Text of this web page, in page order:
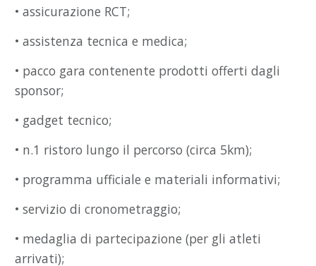
• assicurazione RCT;
• assistenza tecnica e medica;
• pacco gara contenente prodotti offerti dagli
sponsor;
• gadget tecnico;
• n.1 ristoro lungo il percorso (circa 5km);
• programma ufficiale e materiali informativi;
• servizio di cronometraggio;
• medaglia di partecipazione (per gli atleti
arrivati);